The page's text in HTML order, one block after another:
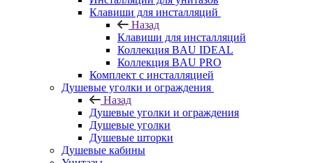
Клавиши для инсталляций
Назад
Клавиши для инсталляций
Коллекция BAU IDEAL
Коллекция BAU PRO
Комплект с инсталляцией
Душевые уголки и ограждения
Назад
Душевые уголки и ограждения
Душевые уголки
Душевые шторки
Душевые кабины